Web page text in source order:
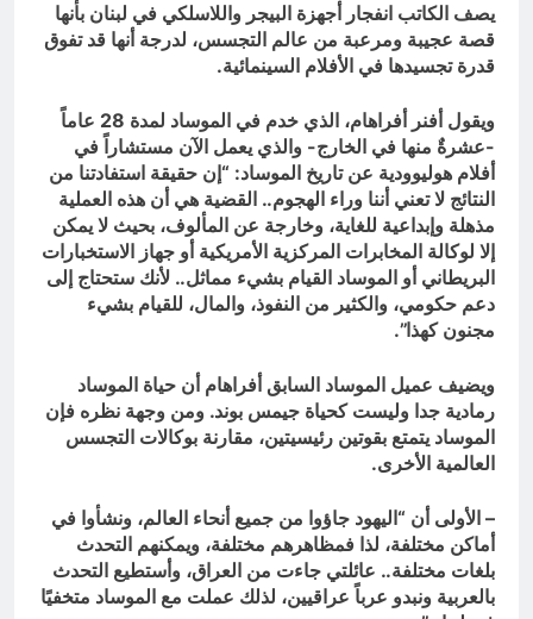
يصف الكاتب انفجار أجهزة البيجر واللاسلكي في لبنان بأنها
قصة عجيبة ومرعبة من عالم التجسس، لدرجة أنها قد تفوق
قدرة تجسيدها في الأفلام السينمائية.
ويقول أفنر أفراهام، الذي خدم في الموساد لمدة 28 عاماً
-عشرةٌ منها في الخارج- والذي يعمل الآن مستشاراً في
أفلام هوليوودية عن تاريخ الموساد: “إن حقيقة استفادتنا من
النتائج لا تعني أننا وراء الهجوم.. القضية هي أن هذه العملية
مذهلة وإبداعية للغاية، وخارجة عن المألوف، بحيث لا يمكن
إلا لوكالة المخابرات المركزية الأمريكية أو جهاز الاستخبارات
البريطاني أو الموساد القيام بشيء مماثل.. لأنك ستحتاج إلى
دعم حكومي، والكثير من النفوذ، والمال، للقيام بشيء
مجنون كهذا”.
ويضيف عميل الموساد السابق أفراهام أن حياة الموساد
رمادية جدا وليست كحياة جيمس بوند. ومن وجهة نظره فإن
الموساد يتمتع بقوتين رئيسيتين، مقارنة بوكالات التجسس
العالمية الأخرى.
– الأولى أن “اليهود جاؤوا من جميع أنحاء العالم، ونشأوا في
أماكن مختلفة، لذا فمظاهرهم مختلفة، ويمكنهم التحدث
بلغات مختلفة.. عائلتي جاءت من العراق، وأستطيع التحدث
بالعربية ونبدو عرباً عراقيين، لذلك عملت مع الموساد متخفيًا